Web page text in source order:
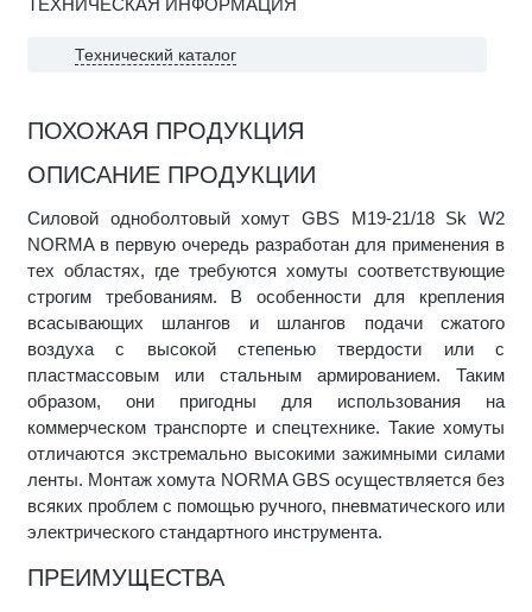
ТЕХНИЧЕСКАЯ ИНФОРМАЦИЯ
Технический каталог
ПОХОЖАЯ ПРОДУКЦИЯ
ОПИСАНИЕ ПРОДУКЦИИ
Силовой одноболтовый хомут GBS M19-21/18 Sk W2
NORMA в первую очередь разработан для применения в
тех областях, где требуются хомуты соответствующие
строгим требованиям. В особенности для крепления
всасывающих шлангов и шлангов подачи сжатого
воздуха с высокой степенью твердости или с
пластмассовым или стальным армированием. Таким
образом, они пригодны для использования на
коммерческом транспорте и спецтехнике. Такие хомуты
отличаются экстремально высокими зажимными силами
ленты. Монтаж хомута NORMA GBS осуществляется без
всяких проблем с помощью ручного, пневматического или
электрического стандартного инструмента.
ПРЕИМУЩЕСТВА